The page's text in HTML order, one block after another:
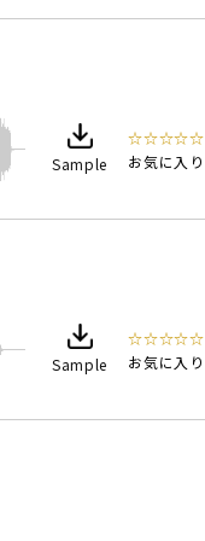
Sample
☆☆☆☆☆
お気に入り
Sample
☆☆☆☆☆
お気に入り